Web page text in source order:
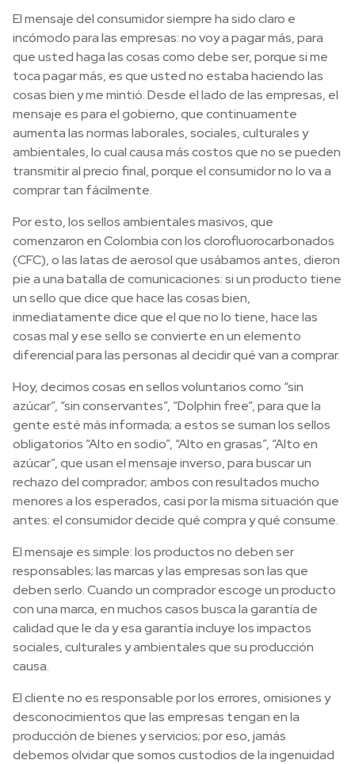
El mensaje del consumidor siempre ha sido claro e
incómodo para las empresas: no voy a pagar más, para
que usted haga las cosas como debe ser, porque si me
toca pagar más, es que usted no estaba haciendo las
cosas bien y me mintió. Desde el lado de las empresas, el
mensaje es para el gobierno, que continuamente
aumenta las normas laborales, sociales, culturales y
ambientales, lo cual causa más costos que no se pueden
transmitir al precio final, porque el consumidor no lo va a
comprar tan fácilmente.
Por esto, los sellos ambientales masivos, que
comenzaron en Colombia con los clorofluorocarbonados
(CFC), o las latas de aerosol que usábamos antes, dieron
pie a una batalla de comunicaciones: si un producto tiene
un sello que dice que hace las cosas bien,
inmediatamente dice que el que no lo tiene, hace las
cosas mal y ese sello se convierte en un elemento
diferencial para las personas al decidir qué van a comprar.
Hoy, decimos cosas en sellos voluntarios como “sin
azúcar”, “sin conservantes”, “Dolphin free”, para que la
gente esté más informada; a estos se suman los sellos
obligatorios “Alto en sodio”, “Alto en grasas”, “Alto en
azúcar”, que usan el mensaje inverso, para buscar un
rechazo del comprador; ambos con resultados mucho
menores a los esperados, casi por la misma situación que
antes: el consumidor decide qué compra y qué consume.
El mensaje es simple: los productos no deben ser
responsables; las marcas y las empresas son las que
deben serlo. Cuando un comprador escoge un producto
con una marca, en muchos casos busca la garantía de
calidad que le da y esa garantía incluye los impactos
sociales, culturales y ambientales que su producción
causa.
El cliente no es responsable por los errores, omisiones y
desconocimientos que las empresas tengan en la
producción de bienes y servicios; por eso, jamás
debemos olvidar que somos custodios de la ingenuidad